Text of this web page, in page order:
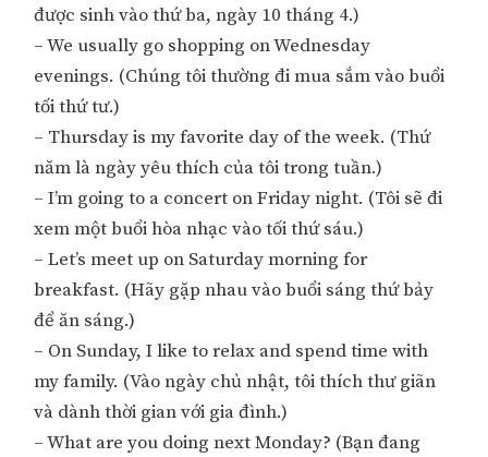
được sinh vào thứ ba, ngày 10 tháng 4.)
– We usually go shopping on Wednesday
evenings. (Chúng tôi thường đi mua sắm vào buổi
tối thứ tư.)
– Thursday is my favorite day of the week. (Thứ
năm là ngày yêu thích của tôi trong tuần.)
– I’m going to a concert on Friday night. (Tôi sẽ đi
xem một buổi hòa nhạc vào tối thứ sáu.)
– Let’s meet up on Saturday morning for
breakfast. (Hãy gặp nhau vào buổi sáng thứ bảy
để ăn sáng.)
– On Sunday, I like to relax and spend time with
my family. (Vào ngày chủ nhật, tôi thích thư giãn
và dành thời gian với gia đình.)
– What are you doing next Monday? (Bạn đang